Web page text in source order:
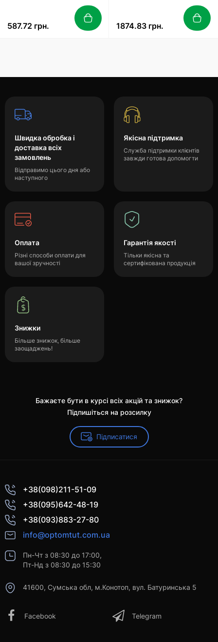
587.72 грн. 1874.83 грн.
Швидка обробка і
доставка всіх
замовлень
Відправимо цього дня або
наступного
Якісна підтримка
Служба підтримки клієнтів
завжди готова допомогти
Оплата
Різні способи оплати для
вашої зручності
Гарантія якості
Тільки якісна та
сертифікована продукція
Знижки
Більше знижок, більше
заощаджень!
Бажаєте бути в курсі всіх акцій та знижок?
Підпишіться на розсилку
Підписатися
+38(098)211-51-09
+38(095)642-48-19
+38(093)883-27-80
info@optomtut.com.ua
Пн-Чт з 08:30 до 17:00,
Пт-Нд з 08:30 до 15:30
41600, Сумська обл, м.Конотоп, вул. Батуринська 5
Facebook Telegram